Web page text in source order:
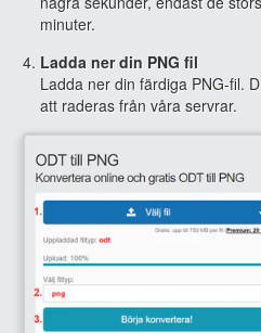
minuter.
Ladda ner din PNG fil
Ladda ner din färdiga PNG-fil.
att raderas från våra servrar.